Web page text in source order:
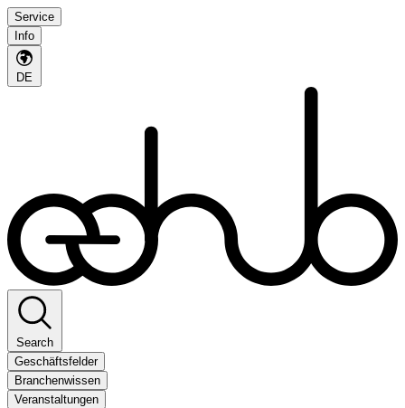
Service
Info
DE
Search
Geschäftsfelder
Branchenwissen
Veranstaltungen